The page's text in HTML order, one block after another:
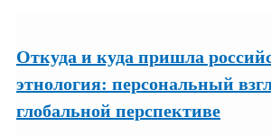
Откуда и куда пришла
этнология: персональный
глобальной перспективе